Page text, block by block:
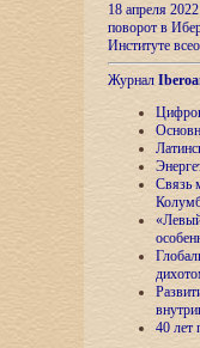
18 апреля
поворот в
Институте
Журнал
Связь
40 лет